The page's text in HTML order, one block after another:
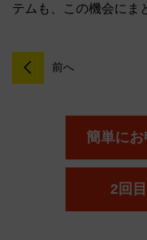
テムも、この機会にま
前へ
簡単に
2回